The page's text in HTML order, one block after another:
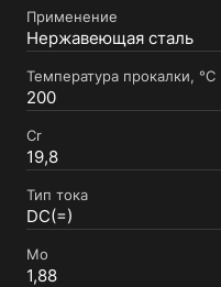
Применение
Нержавеющая сталь
Температура прокалки, °C
200
Cr
19,8
Тип тока
DC(=)
Mo
1,88